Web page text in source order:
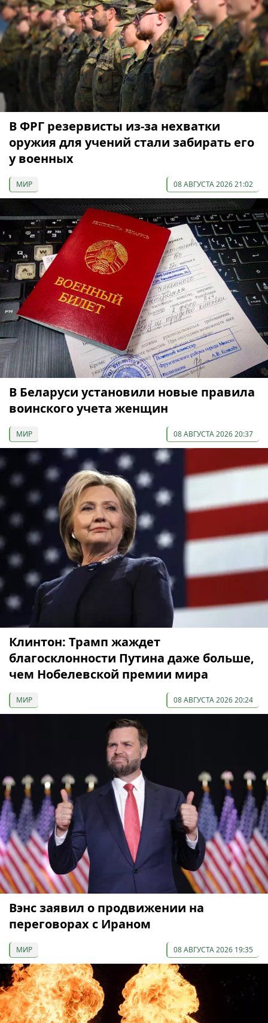
В ФРГ резервисты из-за нехватки
оружия для учений стали забирать его
у военных
МИР 08 АВГУСТА 2026 21:02
В Беларуси установили новые правила
воинского учета женщин
МИР 08 АВГУСТА 2026 20:37
Клинтон: Трамп жаждет
благосклонности Путина даже больше,
чем Нобелевской премии мира
МИР 08 АВГУСТА 2026 20:24
Вэнс заявил о продвижении на
переговорах с Ираном
МИР 08 АВГУСТА 2026 19:35